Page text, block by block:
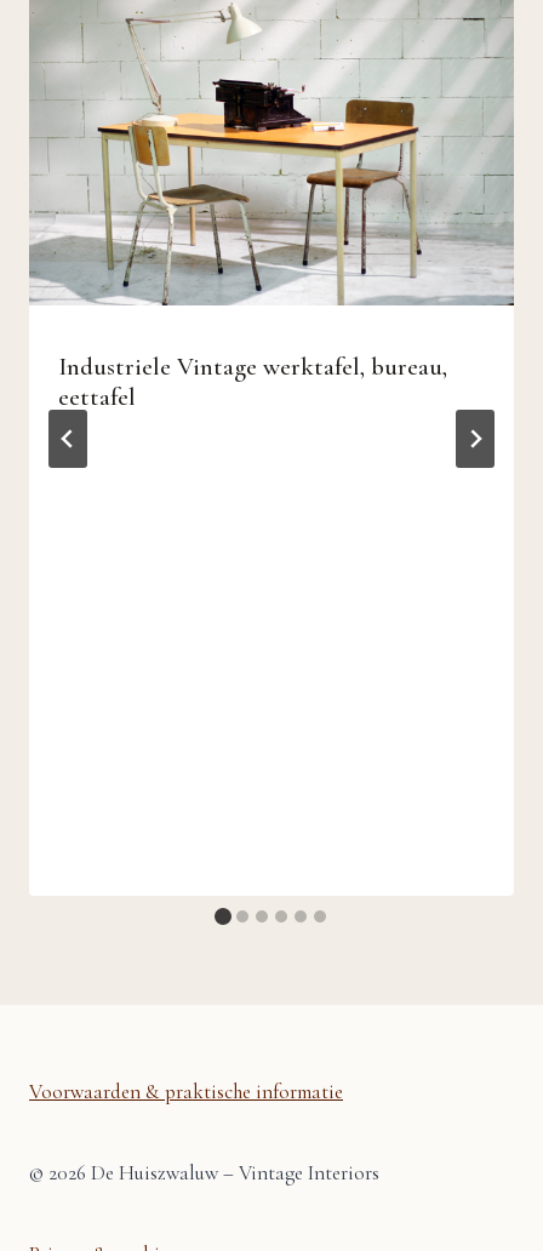
Industriele Vintage werktafel, bureau,
eettafel
Voorwaarden & praktische informatie
© 2026 De Huiszwaluw – Vintage Interiors